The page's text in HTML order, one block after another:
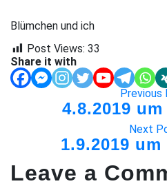
Blümchen und ich
Post Views: 33
Share it with
Previous
4.8.2019
Next
1.9.2019 um
Leave a